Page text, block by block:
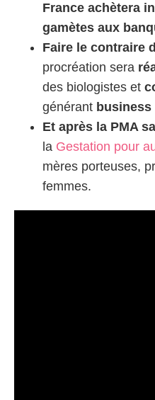
France achètera
gamètes aux
Faire le contraire
procréation sera
des biologistes et
générant
Et après la PMA
la Gestation pour
mères porteuses,
femmes.